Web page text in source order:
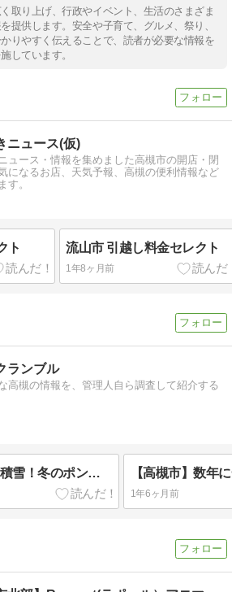
取り上げ、行政やイベント、生活のさまざま
提供します。安全や子育て、グルメ、祭り、
りやすく伝えることで、読者が必要な情報を
しています。
ニュース(仮)
ュース・情報を集めました高槻市の開店・閉
になるお店、天気予報、高槻の便利情報など
す。
ト 流山市 引越し料金セレクト
1年8ヶ月前
ランブル
高槻の情報を、管理人自ら調査して紹介する
【高槻市】2年連続の積雪！冬のポンポン山で雪山登山（2026.2.8）
1年6ヶ月前